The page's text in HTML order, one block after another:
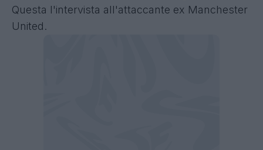
Questa l'intervista all'attaccante ex Manchester
United.